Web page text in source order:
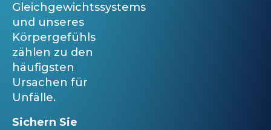
Gleichgewichtssystems
und unseres
Körpergefühls
zählen zu den
häufigsten
Ursachen für
Unfälle.
Sichern Sie